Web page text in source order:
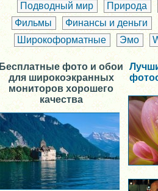
Подводный мир
Природа
Фильмы
Финансы и деньги
Широкоформатные
Эмо
Бесплатные фото и обои
для широкоэкранных
мониторов хорошего
качества